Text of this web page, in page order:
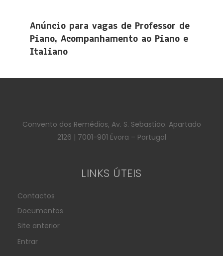
Anúncio para vagas de Professor de
Piano, Acompanhamento ao Piano e
Italiano
Convento dos Remédios, Av. S. Sebastião. Apartado
2126 | 7001-901 Évora – Portugal
LINKS ÚTEIS
Contactos
Documentos
Site anterior
Entrar